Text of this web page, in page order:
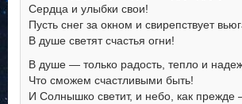
Сердца и улыбки свои!
Пусть снег за окном и свирепствует
В душе светят счастья огни!
В душе — только радость, тепло и
Что сможем счастливыми быть!
И Солнышко светит, и небо, как прежде